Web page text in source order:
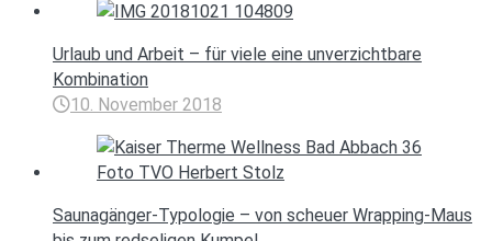
Urlaub und Arbeit – für viele eine unverzichtbare
Kombination
10. November 2018
Saunagänger-Typologie – von scheuer Wrapping-Maus